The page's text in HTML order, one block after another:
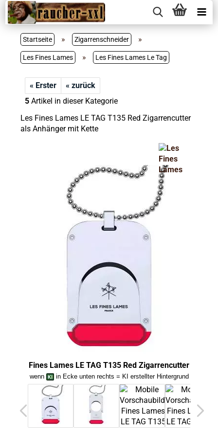
Startseite » Zigarrenschneider »
Les Fines Lames » Les Fines Lames Le Tag
« Erster
« zurück
5Artikel in dieser Kategorie
Les Fines Lames LE TAG T135 Red Zigarrencutter
als Anhänger mit Kette
Fines Lames LE TAG T135 Red Zigarrencutter
wenn in Ecke unten rechts = KI erstellter Hintergrund